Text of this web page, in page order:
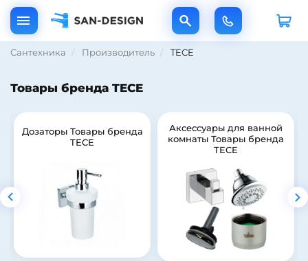
Сантехника Производитель TECE
Товары бренда TECE
Дозаторы Товары бренда
TECE
Аксессуары для ванной
комнаты Товары бренда
TECE